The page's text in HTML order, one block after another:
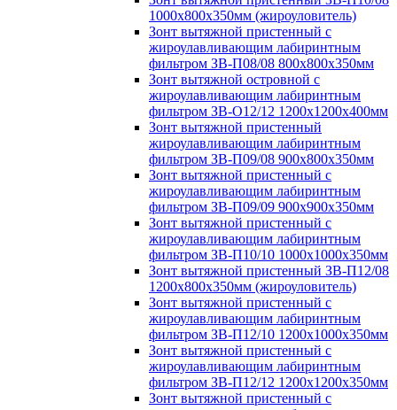
1000х800х350мм (жироуловитель)
Зонт вытяжной пристенный с
жироулавливающим лабиринтным
фильтром ЗВ-П08/08 800х800х350мм
Зонт вытяжной островной с
жироулавливающим лабиринтным
фильтром ЗВ-О12/12 1200х1200х400мм
Зонт вытяжной пристенный
жироулавливающим лабиринтным
фильтром ЗВ-П09/08 900х800х350мм
Зонт вытяжной пристенный с
жироулавливающим лабиринтным
фильтром ЗВ-П09/09 900х900х350мм
Зонт вытяжной пристенный с
жироулавливающим лабиринтным
фильтром ЗВ-П10/10 1000х1000х350мм
Зонт вытяжной пристенный ЗВ-П12/08
1200х800х350мм (жироуловитель)
Зонт вытяжной пристенный с
жироулавливающим лабиринтным
фильтром ЗВ-П12/10 1200х1000х350мм
Зонт вытяжной пристенный с
жироулавливающим лабиринтным
фильтром ЗВ-П12/12 1200х1200х350мм
Зонт вытяжной пристенный с